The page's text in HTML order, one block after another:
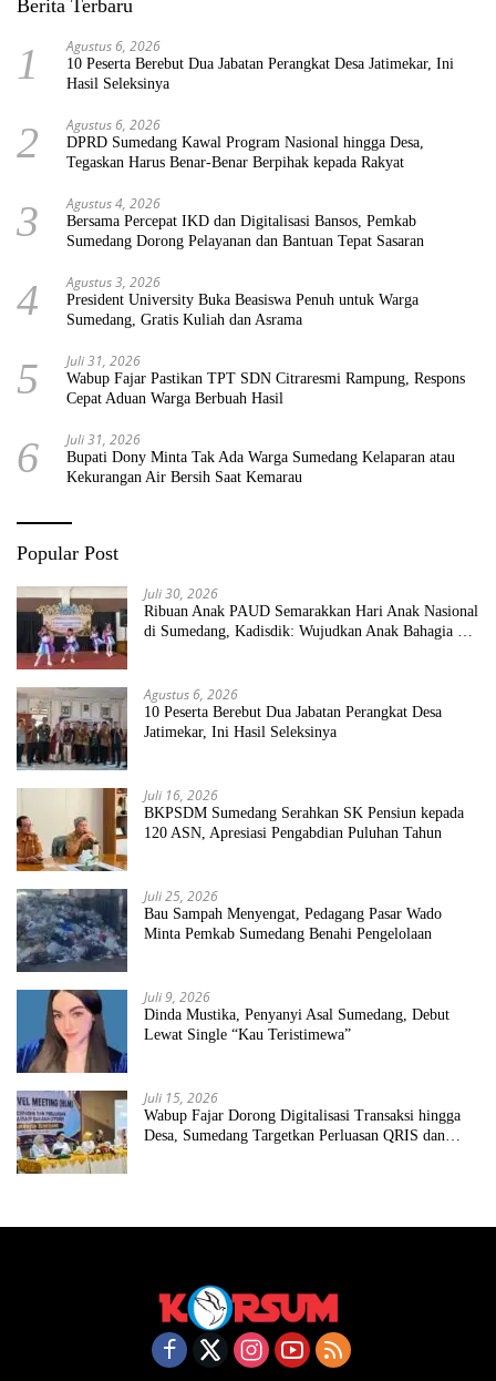
Berita Terbaru
1 Agustus 6, 2026
10 Peserta Berebut Dua Jabatan Perangkat Desa Jatimekar, Ini
Hasil Seleksinya
2 Agustus 6, 2026
DPRD Sumedang Kawal Program Nasional hingga Desa,
Tegaskan Harus Benar-Benar Berpihak kepada Rakyat
3 Agustus 4, 2026
Bersama Percepat IKD dan Digitalisasi Bansos, Pemkab
Sumedang Dorong Pelayanan dan Bantuan Tepat Sasaran
4 Agustus 3, 2026
President University Buka Beasiswa Penuh untuk Warga
Sumedang, Gratis Kuliah dan Asrama
5 Juli 31, 2026
Wabup Fajar Pastikan TPT SDN Citraresmi Rampung, Respons
Cepat Aduan Warga Berbuah Hasil
6 Juli 31, 2026
Bupati Dony Minta Tak Ada Warga Sumedang Kelaparan atau
Kekurangan Air Bersih Saat Kemarau
Popular Post
Juli 30, 2026
Ribuan Anak PAUD Semarakkan Hari Anak Nasional
di Sumedang, Kadisdik: Wujudkan Anak Bahagia dan
Agustus 6, 2026
10 Peserta Berebut Dua Jabatan Perangkat Desa
Jatimekar, Ini Hasil Seleksinya
Juli 16, 2026
BKPSDM Sumedang Serahkan SK Pensiun kepada
120 ASN, Apresiasi Pengabdian Puluhan Tahun
Juli 25, 2026
Bau Sampah Menyengat, Pedagang Pasar Wado
Minta Pemkab Sumedang Benahi Pengelolaan
Juli 9, 2026
Dinda Mustika, Penyanyi Asal Sumedang, Debut
Lewat Single “Kau Teristimewa”
Juli 15, 2026
Wabup Fajar Dorong Digitalisasi Transaksi hingga
Desa, Sumedang Targetkan Perluasan QRIS dan